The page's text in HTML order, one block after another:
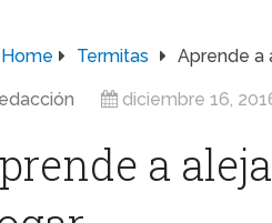
Home Termitas Aprende a
diciembre 16,
a